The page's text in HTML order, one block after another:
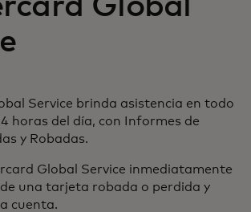
Global
Service brinda asistencia en todo
horas del día, con Informes de
y Robadas.
Global Service inmediatamente
una tarjeta robada o perdida y
cuenta.